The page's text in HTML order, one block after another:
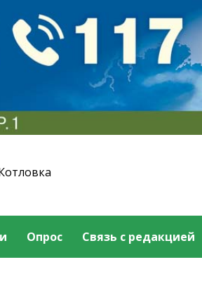
Опрос Связь с редакцией